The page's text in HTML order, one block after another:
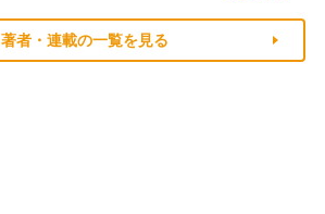
著者・連載の一覧を見る